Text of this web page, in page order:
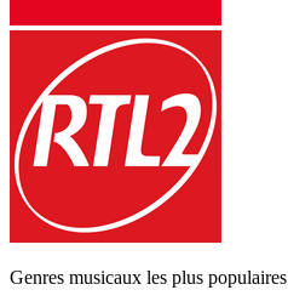
Genres musicaux les plus populaires